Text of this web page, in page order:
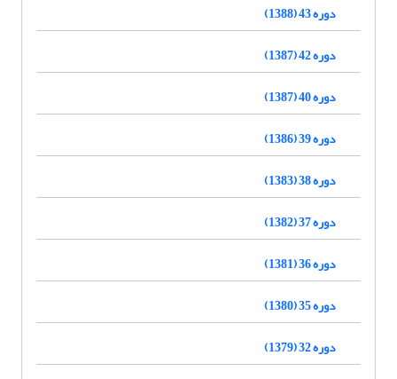
دوره 43 (1388)
دوره 42 (1387)
دوره 40 (1387)
دوره 39 (1386)
دوره 38 (1383)
دوره 37 (1382)
دوره 36 (1381)
دوره 35 (1380)
دوره 32 (1379)